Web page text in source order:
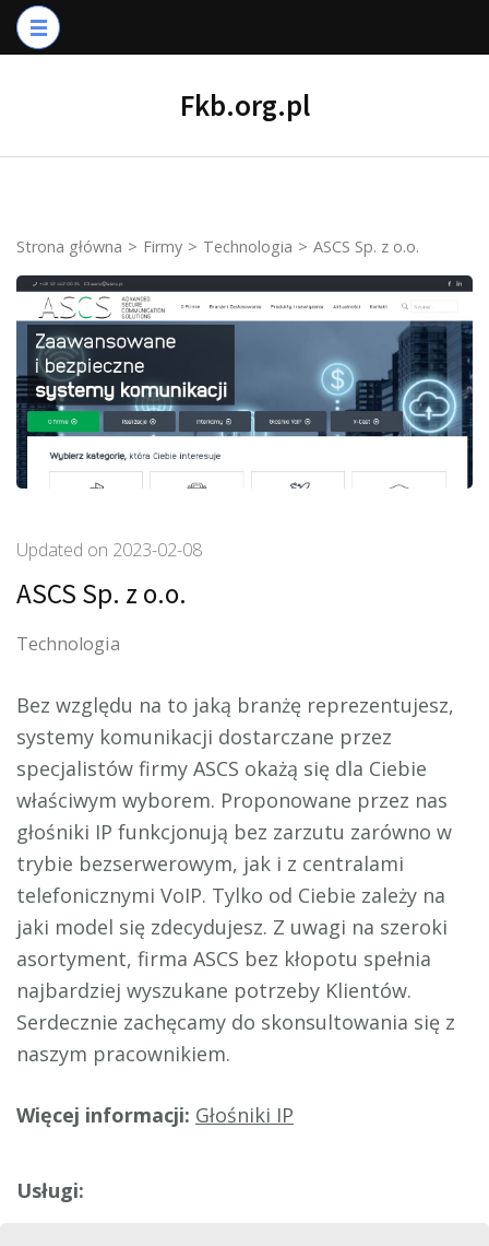
Skip
to
Fkb.org.pl
Strona główna > Firmy > Technologia > ASCS Sp. z o.o.
Updated on 2023-02-08
ASCS Sp. z o.o.
Technologia
Bez względu na to jaką branżę reprezentujesz,
systemy komunikacji dostarczane przez
specjalistów firmy ASCS okażą się dla Ciebie
właściwym wyborem. Proponowane przez nas
głośniki IP funkcjonują bez zarzutu zarówno w
trybie bezserwerowym, jak i z centralami
telefonicznymi VoIP. Tylko od Ciebie zależy na
jaki model się zdecydujesz. Z uwagi na szeroki
asortyment, firma ASCS bez kłopotu spełnia
najbardziej wyszukane potrzeby Klientów.
Serdecznie zachęcamy do skonsultowania się z
naszym pracownikiem.
Więcej informacji: Głośniki IP